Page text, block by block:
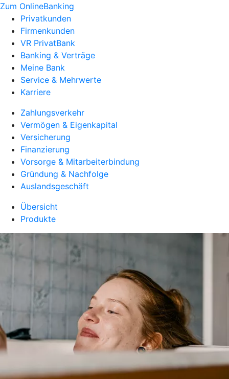
Zum OnlineBanking
Privatkunden
Firmenkunden
VR PrivatBank
Banking & Verträge
Meine Bank
Service & Mehrwerte
Karriere
Zahlungsverkehr
Vermögen & Eigenkapital
Versicherung
Finanzierung
Vorsorge & Mitarbeiterbindung
Gründung & Nachfolge
Auslandsgeschäft
Übersicht
Produkte